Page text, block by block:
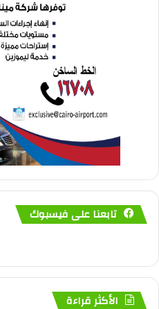
تابعنا على فيسبوك
الأكثر قراءة